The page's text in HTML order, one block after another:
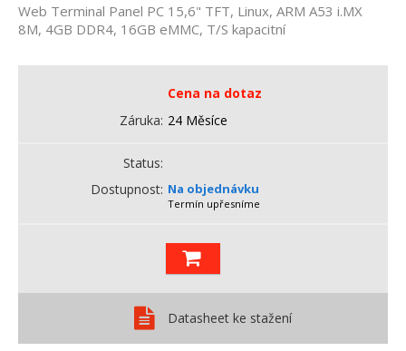
Web Terminal Panel PC 15,6" TFT, Linux, ARM A53 i.MX
8M, 4GB DDR4, 16GB eMMC, T/S kapacitní
Cena na dotaz
Záruka 24 Měsíce
Status
Dostupnost Na objednávku
Termín upřesníme
Datasheet ke stažení